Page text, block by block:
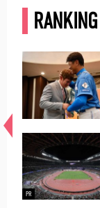
RANKING
常
PR